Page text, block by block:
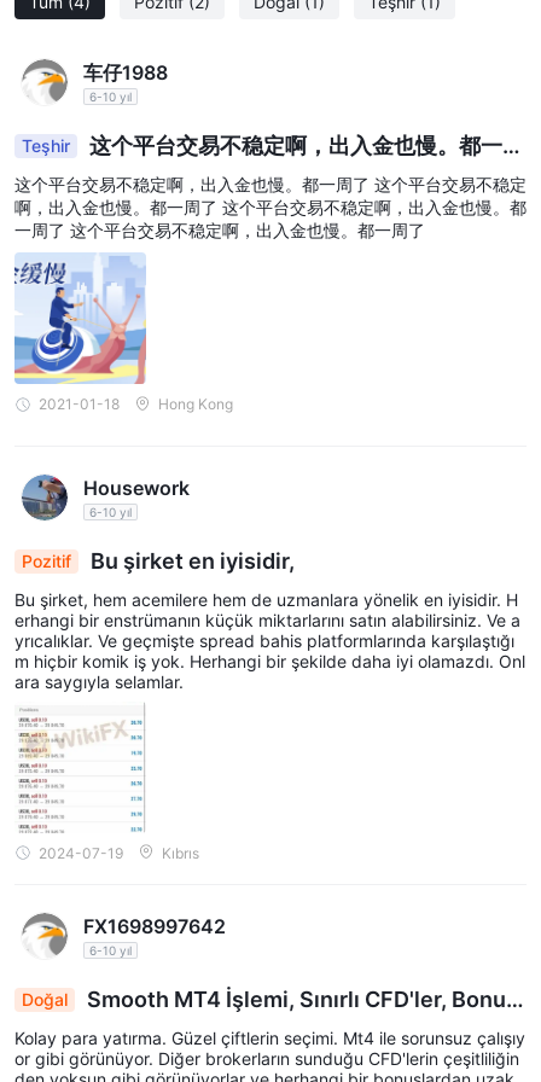
potansiyeli sunar.
yapma imkanı sunar ve halka açık şirketlerin hisse senetlerini
alıp satmalarına olanak tanır. Hisse senetleri, şirket
performansındaki değişikliklerden ve piyasa duyarlılığından kar
elde etme fırsatı sunan popüler yatırım araçlarıdır.
Vadeli İşlemler:Vadeli işlemler, tarafların belirlenen bir
gelecekteki tarihte belirlenen bir fiyattan bir varlık satın almak
veya satmakla yükümlü olduğu sözleşmelerin alınıp satılmasını
içerir. PRIME CDEX, vadeli işlemleri kolaylaştırarak yatırımcılara
çeşitli emtialara, endekslere, para birimlerine ve diğer varlıklara
maruz kalma imkanı sağlar. Vadeli işlemler, fiyat
dalgalanmalarına karşı korunma sağlar ve gelecekteki fiyat
hareketlerine spekülasyon yapma imkanı sunar.
PRIME CDEX ile bir hesap açmak için iki uygun yöntemden birini
seçebilirsiniz:
Adım 1: Uygulamayı app store'dan indirin.
Adım 2: Aşağıdaki adımları takip ederek sadece 3 dakikada
çevrimiçi bir hesap açın: Uygulamadaki talimatları izleyerek yerli
veya yurtdışı hesap açma yöntemlerinden birini seçin.
Yöntem 2: Posta yoluyla çevrimdışı bilgi göndererek
hesap açma
Adım 1: Gerekli belgeleri hazırlayın:
Kimlik kartı veya pasaport (kalıcı bir ikametgah sahibi değilse)
Son üç ay içindeki kişisel adresinizi kanıtlayan belgeler (örneğin,
fatura, banka hesap özetleri)
Son üç ay içindeki Hong Kong banka kartının veya banka hesap
eşleşmelidir)
Bildirim ve belgeleri almak için e-posta adresi
Adım 2: Sağlanan bağlantıdan Adobe Acrobat Reader'ı indirin.
Adım 3: Gerekli formları indirin, okuyun ve imzalayın:
Hesap açma başvuru formu
Ortak Raporlama Standartları (CRS) öz beyan formları
车仔1988
6-10 yıl
Teşhir
这个平台交易不稳定啊，出入金也慢。都一周
了
这个平台交易不稳定啊，出入金也慢。都一周了 这个平台交易不稳定
啊，出入金也慢。都一周了 这个平台交易不稳定啊，出入金也慢。都
一周了 这个平台交易不稳定啊，出入金也慢。都一周了
2021-01-18 Hong Kong
Housework
6-10 yıl
Pozitif Bu şirket en iyisidir,
Bu şirket, hem acemilere hem de uzmanlara yönelik en iyisidir. H
erhangi bir enstrümanın küçük miktarlarını satın alabilirsiniz. Ve a
yrıcalıklar. Ve geçmişte spread bahis platformlarında karşılaştığı
m hiçbir komik iş yok. Herhangi bir şekilde daha iyi olamazdı. Onl
ara saygıyla selamlar.
2024-07-19 Kıbrıs
FX1698997642
6-10 yıl
Doğal
Smooth MT4 İşlemi, Sınırlı CFD'ler, Bonusl
ar Tavsiye Edilmez
Kolay para yatırma. Güzel çiftlerin seçimi. Mt4 ile sorunsuz çalışıy
or gibi görünüyor. Diğer brokerların sunduğu CFD'lerin çeşitliliğin